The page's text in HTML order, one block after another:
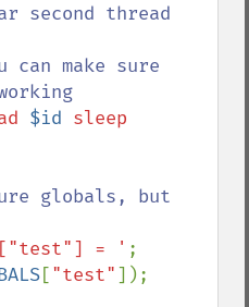
$id
globals, but
= ' ;
["test"]);